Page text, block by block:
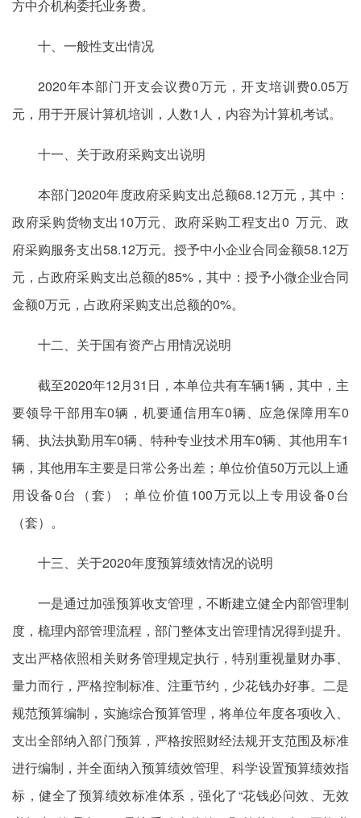
方中介机构委托业务费。
十、一般性支出情况
2020年本部门开支会议费0万元，开支培训费0.05万
元，用于开展计算机培训，人数1人，内容为计算机考试。
十一、关于政府采购支出说明
本部门2020年度政府采购支出总额68.12万元，其中：
政府采购货物支出10万元、政府采购工程支出0 万元、政
府采购服务支出58.12万元。授予中小企业合同金额58.12万
元，占政府采购支出总额的85%，其中：授予小微企业合同
金额0万元，占政府采购支出总额的0%。
十二、关于国有资产占用情况说明
截至2020年12月31日，本单位共有车辆1辆，其中，主
要领导干部用车0辆，机要通信用车0辆、应急保障用车0
辆、执法执勤用车0辆、特种专业技术用车0辆、其他用车1
辆，其他用车主要是日常公务出差；单位价值50万元以上通
用设备0台（套）；单位价值100万元以上专用设备0台
（套）。
十三、关于2020年度预算绩效情况的说明
一是通过加强预算收支管理，不断建立健全内部管理制
度，梳理内部管理流程，部门整体支出管理情况得到提升。
支出严格依照相关财务管理规定执行，特别重视量财办事、
量力而行，严格控制标准、注重节约，少花钱办好事。二是
规范预算编制，实施综合预算管理，将单位年度各项收入、
支出全部纳入部门预算，严格按照财经法规开支范围及标准
进行编制，并全面纳入预算绩效管理、科学设置预算绩效指
标，健全了预算绩效标准体系，强化了“花钱必问效、无效